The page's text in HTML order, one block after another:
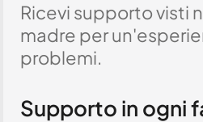
Ricevi supporto visti
madre per
problemi.
Supporto in ogni